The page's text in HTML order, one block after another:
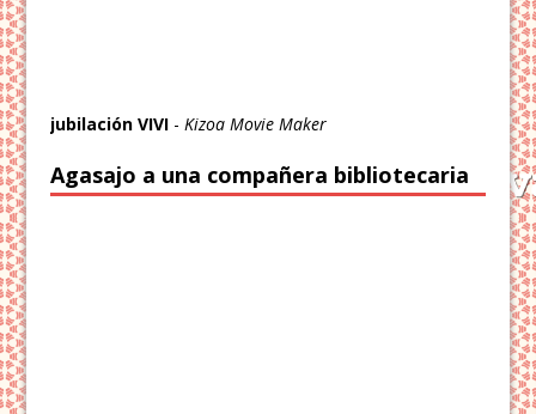
jubilación VIVI - Kizoa Movie Maker
Agasajo a una compañera bibliotecaria